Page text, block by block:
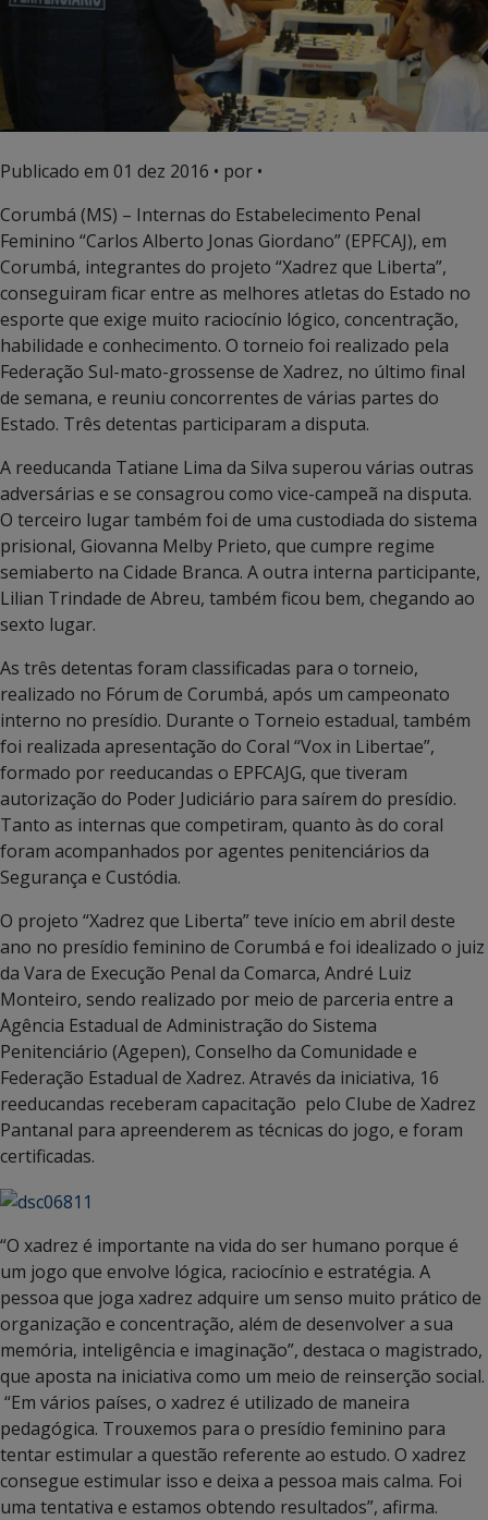
Publicado em 01 dez 2016 • por •
Corumbá (MS) – Internas do Estabelecimento Penal
Feminino “Carlos Alberto Jonas Giordano” (EPFCAJ), em
Corumbá, integrantes do projeto “Xadrez que Liberta”,
conseguiram ficar entre as melhores atletas do Estado no
esporte que exige muito raciocínio lógico, concentração,
habilidade e conhecimento. O torneio foi realizado pela
Federação Sul-mato-grossense de Xadrez, no último final
de semana, e reuniu concorrentes de várias partes do
Estado. Três detentas participaram a disputa.
A reeducanda Tatiane Lima da Silva superou várias outras
adversárias e se consagrou como vice-campeã na disputa.
O terceiro lugar também foi de uma custodiada do sistema
prisional, Giovanna Melby Prieto, que cumpre regime
semiaberto na Cidade Branca. A outra interna participante,
Lilian Trindade de Abreu, também ficou bem, chegando ao
sexto lugar.
As três detentas foram classificadas para o torneio,
realizado no Fórum de Corumbá, após um campeonato
interno no presídio. Durante o Torneio estadual, também
foi realizada apresentação do Coral “Vox in Libertae”,
formado por reeducandas o EPFCAJG, que tiveram
autorização do Poder Judiciário para saírem do presídio.
Tanto as internas que competiram, quanto às do coral
foram acompanhados por agentes penitenciários da
Segurança e Custódia.
O projeto “Xadrez que Liberta” teve início em abril deste
ano no presídio feminino de Corumbá e foi idealizado o juiz
da Vara de Execução Penal da Comarca, André Luiz
Monteiro, sendo realizado por meio de parceria entre a
Agência Estadual de Administração do Sistema
Penitenciário (Agepen), Conselho da Comunidade e
Federação Estadual de Xadrez. Através da iniciativa, 16
reeducandas receberam capacitação pelo Clube de Xadrez
Pantanal para apreenderem as técnicas do jogo, e foram
certificadas.
“O xadrez é importante na vida do ser humano porque é
um jogo que envolve lógica, raciocínio e estratégia. A
pessoa que joga xadrez adquire um senso muito prático de
organização e concentração, além de desenvolver a sua
memória, inteligência e imaginação”, destaca o magistrado,
que aposta na iniciativa como um meio de reinserção social.
“Em vários países, o xadrez é utilizado de maneira
pedagógica. Trouxemos para o presídio feminino para
tentar estimular a questão referente ao estudo. O xadrez
consegue estimular isso e deixa a pessoa mais calma. Foi
uma tentativa e estamos obtendo resultados”, afirma.